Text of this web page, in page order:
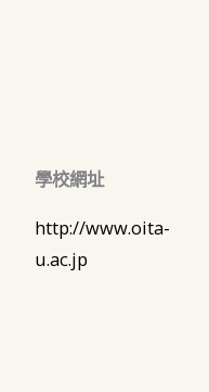
學校網址
http://www.oita-
u.ac.jp